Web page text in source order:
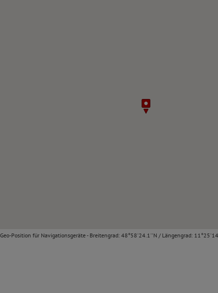
Geo-Position für Navigationsgeräte - Breitengrad: 48°58'24.1''N / Längengrad: